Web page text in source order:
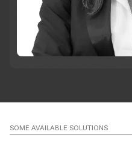
SOME AVAILABLE SOLUTIONS